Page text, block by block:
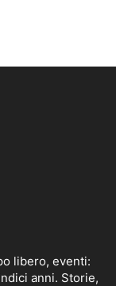
libero, eventi:
anni. Storie,